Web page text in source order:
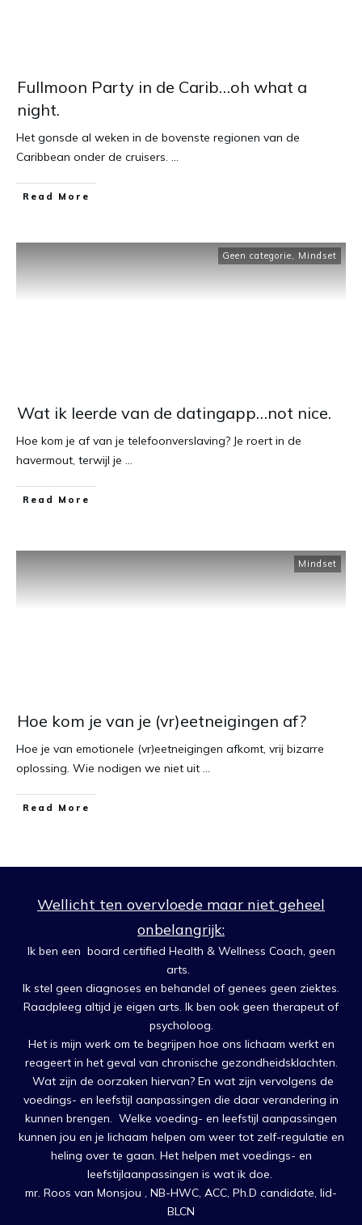
Fullmoon Party in de Carib…oh what a
night.
Het gonsde al weken in de bovenste regionen van de
Caribbean onder de cruisers. ...
​Read More
Geen categorie, Mindset
Wat ik leerde van de datingapp…not nice.
Hoe kom je af van je telefoonverslaving? Je roert in de
havermout, terwijl je ...
​Read More
Mindset
Hoe kom je van je (vr)eetneigingen af?
Hoe je van emotionele (vr)eetneigingen afkomt, vrij bizarre
oplossing. Wie nodigen we niet uit ...
​Read More
Wellicht ten overvloede maar niet geheel
onbelangrijk:
Ik ben een board certified Health & Wellness Coach, geen
arts.
Ik stel geen diagnoses en behandel of genees geen ziektes.
Raadpleeg altijd je eigen arts. Ik ben ook geen therapeut of
psycholoog.
Het is mijn werk om te begrijpen hoe ons lichaam werkt en
reageert in het geval van chronische gezondheidsklachten.
Wat zijn de oorzaken hiervan? En wat zijn vervolgens de
voedings- en leefstijl aanpassingen die daar verandering in
kunnen brengen. Welke voeding- en leefstijl aanpassingen
kunnen jou en je lichaam helpen om weer tot zelf-regulatie en
heling over te gaan. Het helpen met voedings- en
leefstijlaanpassingen is wat ik doe.
mr. Roos van Monsjou , NB-HWC, ACC, Ph.D candidate, lid-
BLCN